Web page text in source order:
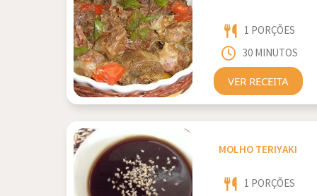
1 PORÇÕES
30 MINUTOS
VER RECEITA
MOLHO TERIYAKI
1 PORÇÕES